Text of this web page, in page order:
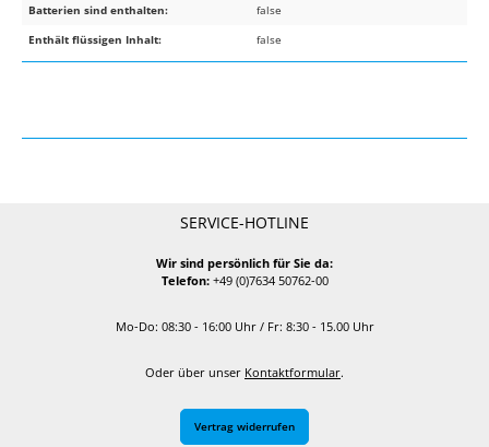
Batterien sind enthalten:
false
Enthält flüssigen Inhalt:
false
SERVICE-HOTLINE
Wir sind persönlich für Sie da:
Telefon:+49 (0)7634 50762-00
Mo-Do: 08:30 - 16:00 Uhr / Fr: 8:30 - 15.00 Uhr
Oder über unser Kontaktformular.
Vertrag widerrufen